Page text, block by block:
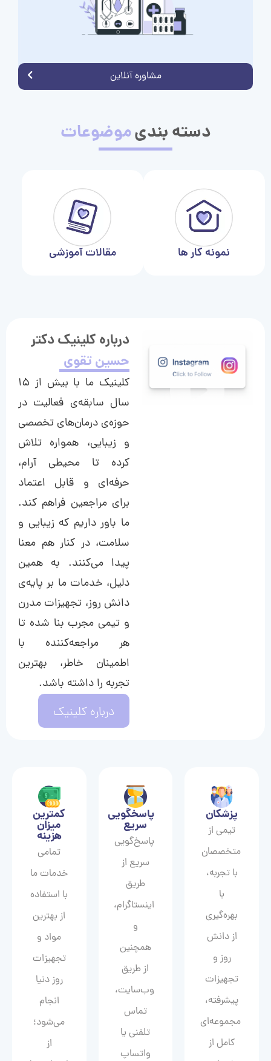
مشاوره آنلاین
دسته بندیموضوعات
نمونه کار ها مقالات آموزشی
درباره کلینیک دکتر
حسین تقوی
کلینیک ما با بیش از ۱۵
سال سابقه‌ی فعالیت در
حوزه‌ی درمان‌های تخصصی
و زیبایی، همواره تلاش
کرده تا محیطی آرام،
حرفه‌ای و قابل اعتماد
برای مراجعین فراهم کند.
ما باور داریم که زیبایی و
سلامت، در کنار هم معنا
پیدا می‌کنند. به همین
دلیل، خدمات ما بر پایه‌ی
دانش روز، تجهیزات مدرن
و تیمی مجرب بنا شده تا
هر مراجعه‌کننده با
اطمینان خاطر، بهترین
تجربه را داشته باشد.
درباره کلینیک
پزشکان
تیمی از
متخصصان
با تجربه،
با
بهره‌گیری
از دانش
روز و
تجهیزات
پیشرفته،
مجموعه‌ای
کامل از
پاسخگویی
سریع
پاسخ‌گویی
سریع از
طریق
اینستاگرام،
و
همچنین
از طریق
وب‌سایت،
تماس
تلفنی یا
واتساپ
کمترین
میزان
هزینه
تمامی
خدمات ما
با استفاده
از بهترین
مواد و
تجهیزات
روز دنیا
انجام
می‌شود؛
از